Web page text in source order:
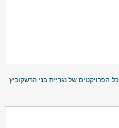
כל הפרויקטים של נגריית בני הרשקוביץ